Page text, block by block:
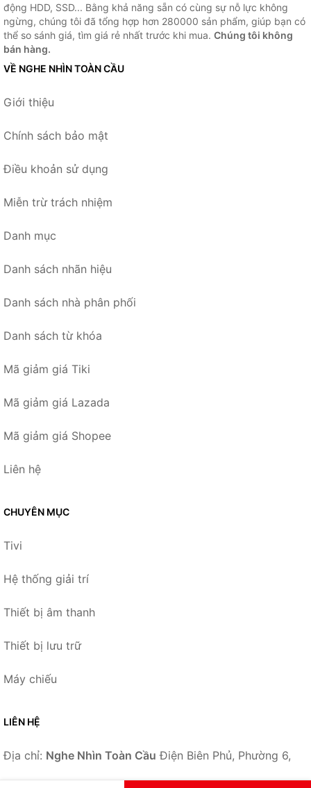
động HDD, SSD... Bằng khả năng sẵn có cùng sự nỗ lực không
ngừng, chúng tôi đã tổng hợp hơn 280000 sản phẩm, giúp bạn có
thể so sánh giá, tìm giá rẻ nhất trước khi mua. Chúng tôi không
bán hàng.
VỀ NGHE NHÌN TOÀN CẦU
Giới thiệu
Chính sách bảo mật
Điều khoản sử dụng
Miễn trừ trách nhiệm
Danh mục
Danh sách nhãn hiệu
Danh sách nhà phân phối
Danh sách từ khóa
Mã giảm giá Tiki
Mã giảm giá Lazada
Mã giảm giá Shopee
Liên hệ
CHUYÊN MỤC
Tivi
Hệ thống giải trí
Thiết bị âm thanh
Thiết bị lưu trữ
Máy chiếu
LIÊN HỆ
Địa chỉ: Nghe Nhìn Toàn Cầu Điện Biên Phủ, Phường 6,